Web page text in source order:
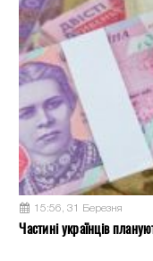
15:56, 31 Березня
Частині українців